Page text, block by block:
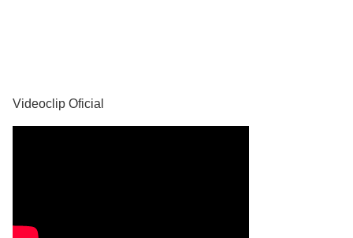
Videoclip Oficial